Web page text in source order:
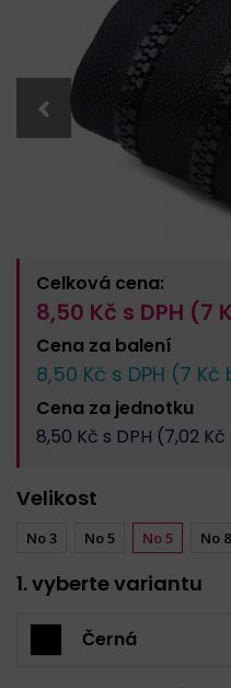
Celková cena:
8,50 Kč s DPH (7
Cena za balení
8,50 Kč s DPH (7 Kč
Cena za jednotku
8,50 Kč s DPH (7,02
Velikost
No 3 No 5 No 5 No 8
1. vyberte variantu
Černá